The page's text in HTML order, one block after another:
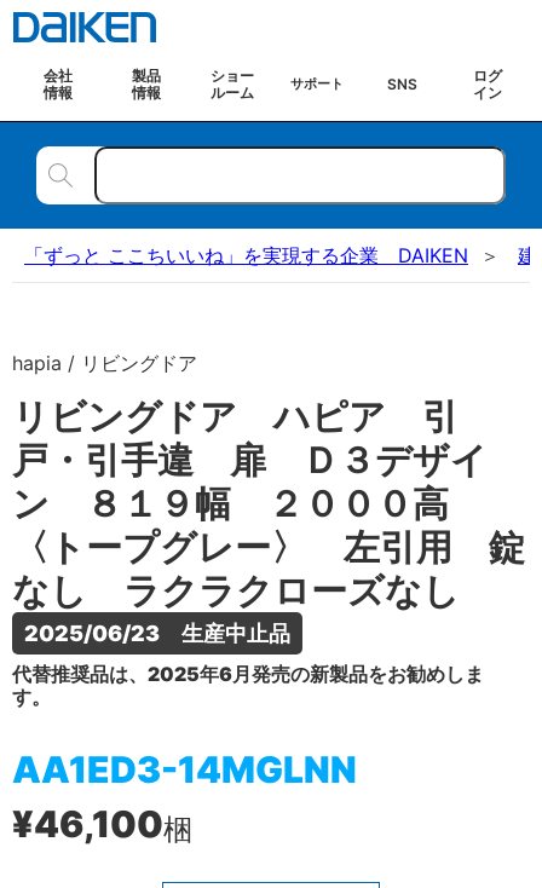
会社
情報
製品
情報
ショー
ルーム
サポート SNS
ログ
イン
「ずっと ここちいいね」を実現する企業 DAIKEN 建
hapia / リビングドア
リビングドア ハピア 引
戸・引手違 扉 Ｄ３デザイ
ン ８１９幅 ２０００高
〈トープグレー〉 左引用 錠
なし ラクラクローズなし
2025/06/23　生産中止品
代替推奨品は、2025年6月発売の新製品をお勧めしま
す。
AA1ED3-14MGLNN
¥46,100梱